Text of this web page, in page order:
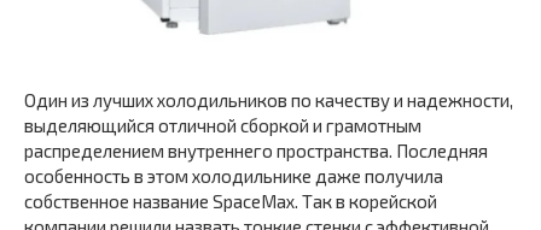
Один из лучших холодильников по качеству и надежности,
выделяющийся отличной сборкой и грамотным
распределением внутреннего пространства. Последняя
особенность в этом холодильнике даже получила
собственное название SpaceMax. Так в корейской